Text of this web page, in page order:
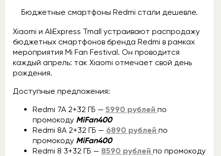
Бюджетные смартфоны Redmi стали дешевле.
Xiaomi и AliExpress Tmall устраивают распродажу
бюджетных смартфонов бренда Redmi в рамках
мероприятия Mi Fan Festival. Он проводится
каждый апрель: так Xiaomi отмечает свой день
рождения.
Доступные предложения:
Redmi 7A 2+32 ГБ — 5990 рублей по
промокоду MiFan400
Redmi 8A 2+32 ГБ — 6890 рублей по
промокоду MiFan400
Redmi 8 3+32 ГБ — 8590 рублей по промокоду